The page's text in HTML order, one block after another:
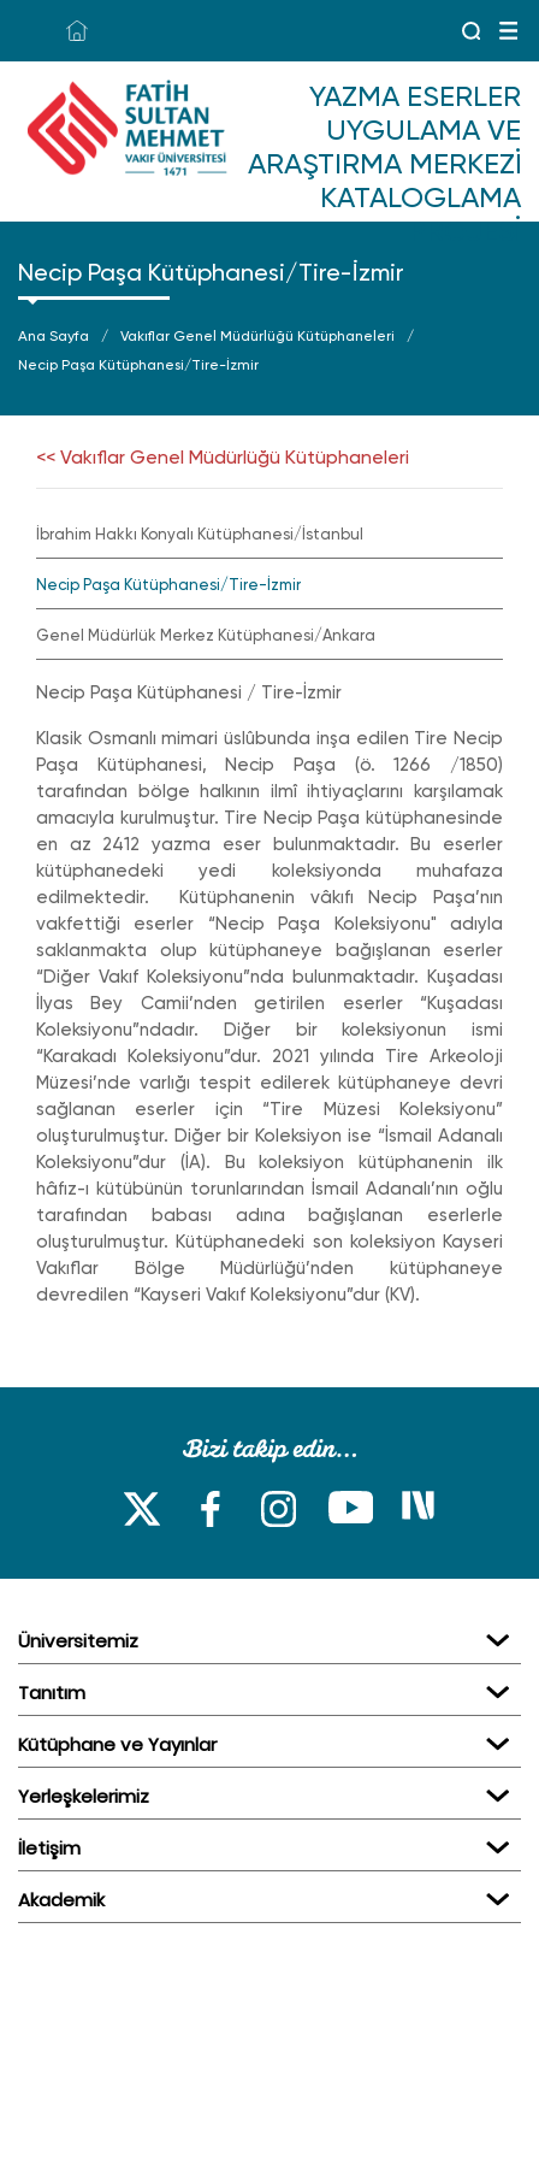
YAZMA ESERLER
UYGULAMA VE
ARAŞTIRMA MERKEZI
KATALOGLAMA
PROJESI
Necip Paşa Kütüphanesi/Tire-İzmir
Ana Sayfa
Vakıflar Genel Müdürlüğü Kütüphaneleri
Necip Paşa Kütüphanesi/Tire-İzmir
<< Vakıflar Genel Müdürlüğü Kütüphaneleri
İbrahim Hakkı Konyalı Kütüphanesi/İstanbul
Necip Paşa Kütüphanesi/Tire-İzmir
Genel Müdürlük Merkez Kütüphanesi/Ankara
Necip Paşa Kütüphanesi / Tire-İzmir
Klasik Osmanlı mimari üslûbunda inşa edilen Tire Necip
Paşa Kütüphanesi, Necip Paşa (ö. 1266 /1850)
tarafından bölge halkının ilmî ihtiyaçlarını karşılamak
amacıyla kurulmuştur. Tire Necip Paşa kütüphanesinde
en az 2412 yazma eser bulunmaktadır. Bu eserler
kütüphanedeki yedi koleksiyonda muhafaza
edilmektedir. Kütüphanenin vâkıfı Necip Paşa’nın
vakfettiği eserler “Necip Paşa Koleksiyonu" adıyla
saklanmakta olup kütüphaneye bağışlanan eserler
“Diğer Vakıf Koleksiyonu”nda bulunmaktadır. Kuşadası
İlyas Bey Camii’nden getirilen eserler “Kuşadası
Koleksiyonu”ndadır. Diğer bir koleksiyonun ismi
“Karakadı Koleksiyonu”dur. 2021 yılında Tire Arkeoloji
Müzesi’nde varlığı tespit edilerek kütüphaneye devri
sağlanan eserler için “Tire Müzesi Koleksiyonu”
oluşturulmuştur. Diğer bir Koleksiyon ise “İsmail Adanalı
Koleksiyonu”dur (İA). Bu koleksiyon kütüphanenin ilk
hâfız-ı kütübünün torunlarından İsmail Adanalı’nın oğlu
tarafından babası adına bağışlanan eserlerle
oluşturulmuştur. Kütüphanedeki son koleksiyon Kayseri
Vakıflar Bölge Müdürlüğü’nden kütüphaneye
devredilen “Kayseri Vakıf Koleksiyonu”dur (KV).
Üniversitemiz
Tanıtım
Kütüphane ve Yayınlar
Yerleşkelerimiz
İletişim
Akademik